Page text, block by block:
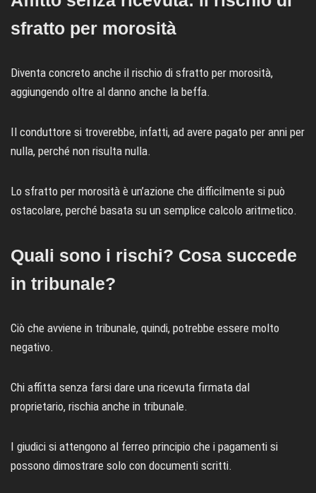
sfratto per morosità
Diventa concreto anche il rischio di sfratto per morosità,
aggiungendo oltre al danno anche la beffa.
Il conduttore si troverebbe, infatti, ad avere pagato per anni per
nulla, perché non risulta nulla.
Lo sfratto per morosità è un’azione che difficilmente si può
ostacolare, perché basata su un semplice calcolo aritmetico.
Quali sono i rischi? Cosa succede
in tribunale?
Ciò che avviene in tribunale, quindi, potrebbe essere molto
negativo.
Chi affitta senza farsi dare una ricevuta firmata dal
proprietario, rischia anche in tribunale.
I giudici si attengono al ferreo principio che i pagamenti si
possono dimostrare solo con documenti scritti.